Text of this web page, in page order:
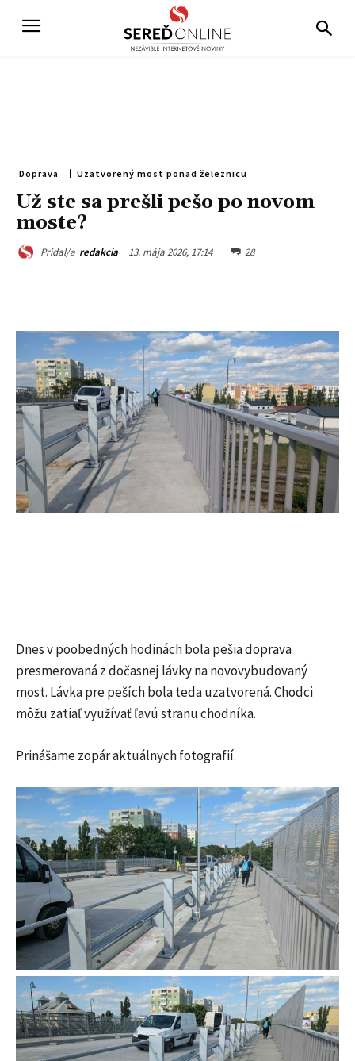
Doprava Uzatvorený most ponad železnicu
Už ste sa prešli pešo po novom
moste?
Pridal/a redakcia 13. mája 2026, 17:14 28
Dnes v poobedných hodinách bola pešia doprava
presmerovaná z dočasnej lávky na novovybudovaný
most. Lávka pre peších bola teda uzatvorená. Chodci
môžu zatiaľ využívať ľavú stranu chodníka.
Prinášame zopár aktuálnych fotografií.